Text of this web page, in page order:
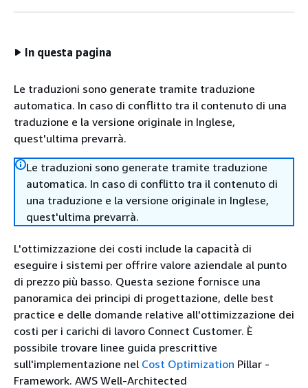
In questa pagina
Le traduzioni sono generate tramite traduzione
automatica. In caso di conflitto tra il contenuto di una
traduzione e la versione originale in Inglese,
quest'ultima prevarrà.
Le traduzioni sono generate tramite traduzione
automatica. In caso di conflitto tra il contenuto di
una traduzione e la versione originale in Inglese,
quest'ultima prevarrà.
L'ottimizzazione dei costi include la capacità di
eseguire i sistemi per offrire valore aziendale al punto
di prezzo più basso. Questa sezione fornisce una
panoramica dei principi di progettazione, delle best
practice e delle domande relative all'ottimizzazione dei
costi per i carichi di lavoro Connect Customer. È
possibile trovare linee guida prescrittive
sull'implementazione nel Cost Optimization Pillar -
Framework. AWS Well-Architected